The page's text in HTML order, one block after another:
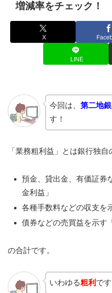
増減率をチェック！
X
LINE
今回は、 第二地銀
す！
「業務粗利益」とは銀行独自
預金、貸出金、有価証券
金利益」
各種手数料などの収支を
債券などの売買益を示す
の合計です。
いわゆる粗利 です